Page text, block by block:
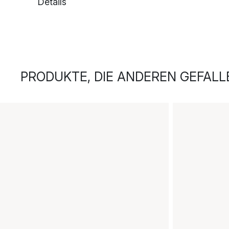
PRODUKTE, DIE ANDEREN